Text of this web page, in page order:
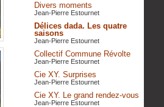
Divers moments
Jean-Pierre Estournet
Délices dada. Les quatre
saisons
Jean-Pierre Estournet
Collectif Commune Révolte
Jean-Pierre Estournet
Cie XY. Surprises
Jean-Pierre Estournet
Cie XY. Le grand rendez-vous
Jean-Pierre Estournet